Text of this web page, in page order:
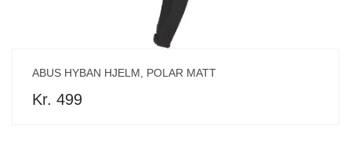
ABUS HYBAN HJELM, POLAR MATT
Kr. 499